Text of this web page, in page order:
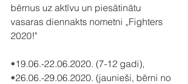
bērnus uz aktīvu un piesātinātu
vasaras diennakts nometni „Fighters
2020!"
•19.06.-22.06.2020. (7-12 gadi),
•26.06.-29.06.2020. (jaunieši, bērni no